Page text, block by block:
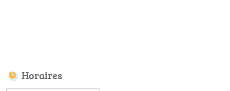
Horaires